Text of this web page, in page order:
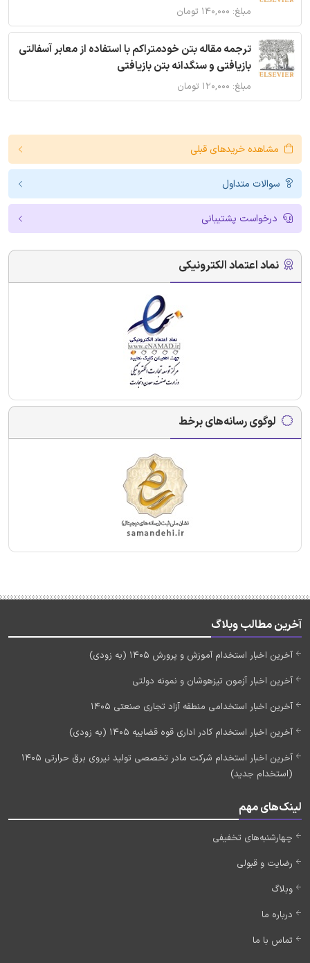
مبلغ: ۱۴۰,۰۰۰ تومان
ترجمه مقاله بتن خودمتراکم با استفاده از معابر آسفالتی
بازیافتی و سنگدانه بتن بازیافتی
مبلغ: ۱۲۰,۰۰۰ تومان
مشاهده خریدهای قبلی
سوالات متداول
درخواست پشتیبانی
نماد اعتماد الکترونیکی
لوگوی رسانه‌های برخط
آخرین مطالب وبلاگ
آخرین اخبار استخدام آموزش و پرورش 1405 (به زودی)
آخرین اخبار آزمون تیزهوشان و نمونه دولتی
آخرین اخبار استخدامی منطقه آزاد تجاری صنعتی 1405
آخرین اخبار استخدام کادر اداری قوه قضاییه 1405 (به زودی)
آخرین اخبار استخدام شرکت مادر تخصصی تولید نیروی برق حرارتی 1405
(استخدام جدید)
لینک‌های مهم
چهارشنبه‌های تخفیفی
رضایت و قبولی
وبلاگ
درباره ما
تماس با ما